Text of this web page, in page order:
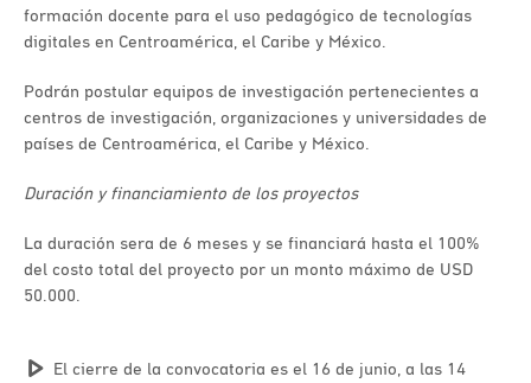
formación docente para el uso pedagógico de tecnologías
digitales en Centroamérica, el Caribe y México.
Podrán postular equipos de investigación pertenecientes a
centros de investigación, organizaciones y universidades de
países de Centroamérica, el Caribe y México.
Duración y financiamiento de los proyectos
La duración sera de 6 meses y se financiará hasta el 100%
del costo total del proyecto por un monto máximo de USD
50.000.
El cierre de la convocatoria es el 16 de junio, a las 14